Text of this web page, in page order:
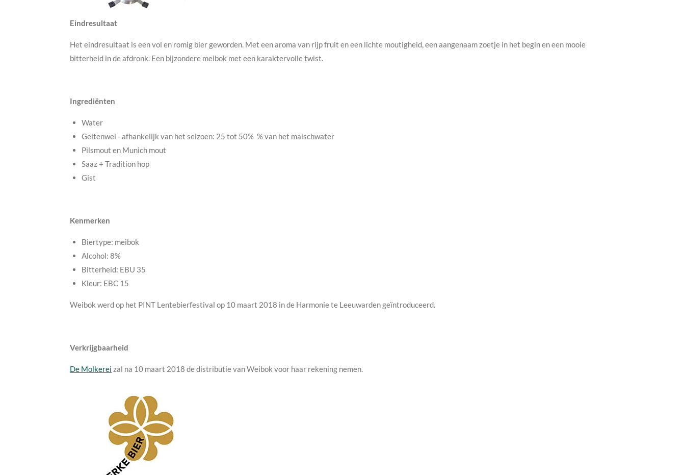
Eindresultaat
Het eindresultaat is een vol en romig bier geworden. Met een aroma van rijp fruit en een lichte moutigheid, een aangenaam zoetje in het begin en een mooie
bitterheid in de afdronk. Een bijzondere meibok met een karaktervolle twist.
Ingrediënten
Water
Geitenwei - afhankelijk van het seizoen: 25 tot 50% % van het maischwater
Pilsmout en Munich mout
Saaz + Tradition hop
Gist
Kenmerken
Biertype: meibok
Alcohol: 8%
Bitterheid: EBU 35
Kleur: EBC 15
Weibok werd op het PINT Lentebierfestival op 10 maart 2018 in de Harmonie te Leeuwarden geïntroduceerd.
Verkrijgbaarheid
De Molkerei zal na 10 maart 2018 de distributie van Weibok voor haar rekening nemen.